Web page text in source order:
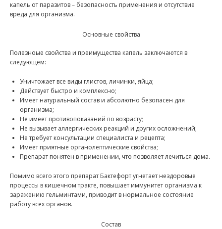
капель от паразитов – безопасность применения и отсутствие
вреда для организма.
Основные свойства
Полезноые свойства и преимущества капель заключаются в
следующем:
Уничтожает все виды глистов, личинки, яйца;
Действует быстро и комплексно;
Имеет натуральный состав и абсолютно безопасен для
организма;
Не имеет противопоказаний по возрасту;
Не вызывает аллергических реакций и других осложнений;
Не требует консультации специалиста и рецепта;
Имеет приятные органолептические свойства;
Препарат понятен в применении, что позволяет лечиться дома.
Помимо всего этого препарат Бактефорт угнетает нездоровые
процессы в кишечном тракте, повышает иммунитет организма к
заражению гельминтами, приводит в нормальное состояние
работу всех органов.
Состав